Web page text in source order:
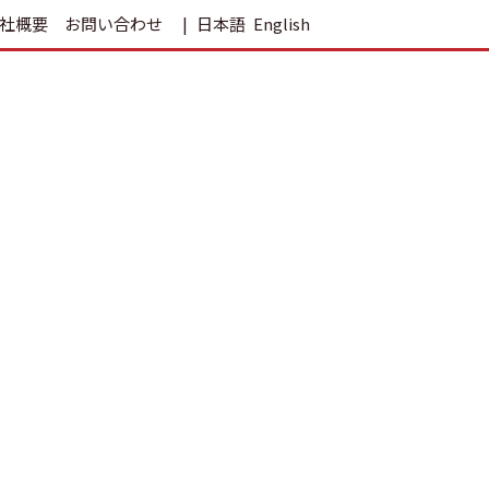
概要 お問い合わせ 日本語 English